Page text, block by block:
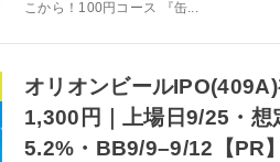
こから！100円コース 『缶...
オリオンビール
1,300円｜上場日9/25・想
5.2%・BB9/9–9/12【PR】